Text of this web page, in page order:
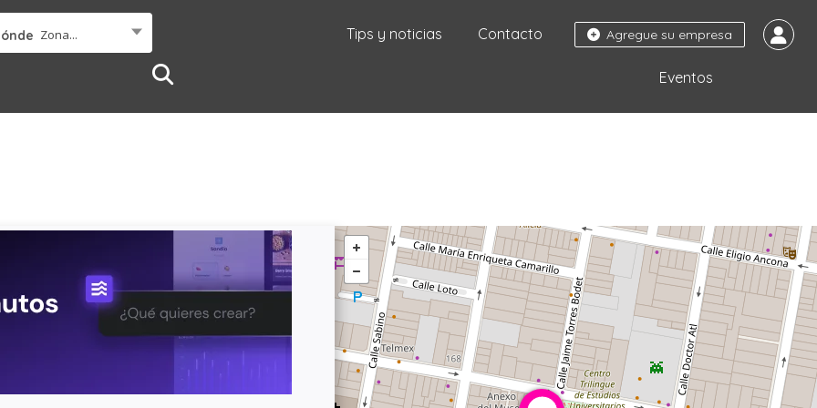
Zona... Agregue su empresa
Tips y noticias Contacto
Eventos